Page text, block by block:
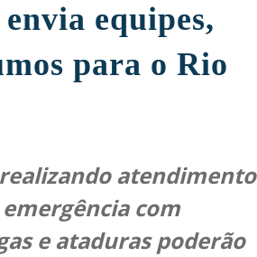
equipes,
para o Rio
atendimento
com
e ataduras poderão